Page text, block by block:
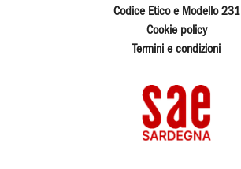
Codice Etico e Modello 231
Cookie policy
Termini e condizioni